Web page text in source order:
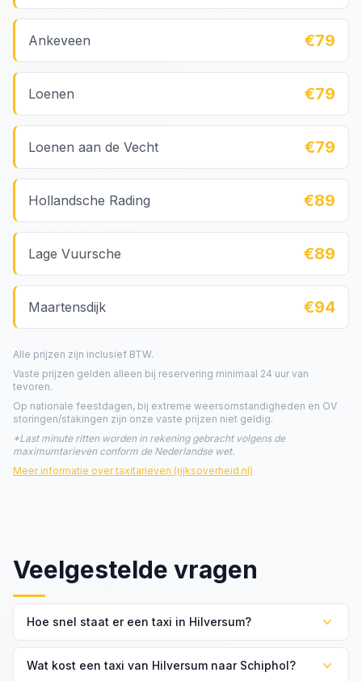
Ankeveen €79
Loenen €79
Loenen aan de Vecht €79
Hollandsche Rading €89
Lage Vuursche €89
Maartensdijk €94
Alle prijzen zijn inclusief BTW.
Vaste prijzen gelden alleen bij reservering minimaal 24 uur van
tevoren.
Op nationale feestdagen, bij extreme weersomstandigheden en OV
storingen/stakingen zijn onze vaste prijzen niet geldig.
*Last minute ritten worden in rekening gebracht volgens de
maximumtarieven conform de Nederlandse wet.
Meer informatie over taxitarieven (rijksoverheid.nl)
Veelgestelde vragen
Hoe snel staat er een taxi in Hilversum?
hebben altijd chauffeurs in de stad rijden.
Wat kost een taxi van Hilversum naar Schiphol?